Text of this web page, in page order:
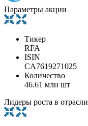
Параметры акции
Тикер
RFA
ISIN
CA7619271025
Количество
46.61 млн шт
Лидеры роста в отрасли